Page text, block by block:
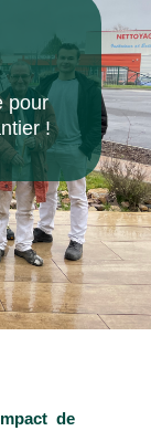
pour
!
de